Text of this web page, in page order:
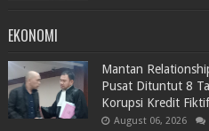
EKONOMI
Mantan
Pusat Dituntut 8
Korupsi Kredit
August 06, 2026